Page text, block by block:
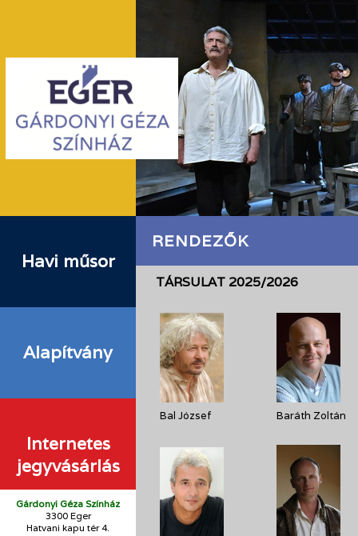
Havi műsor
Alapítvány
Internetes
jegyvásárlás
Gárdonyi Géza Színház
3300 Eger
Hatvani kapu tér 4.
RENDEZŐK
TÁRSULAT 2025/2026
Bal József Baráth Zoltán